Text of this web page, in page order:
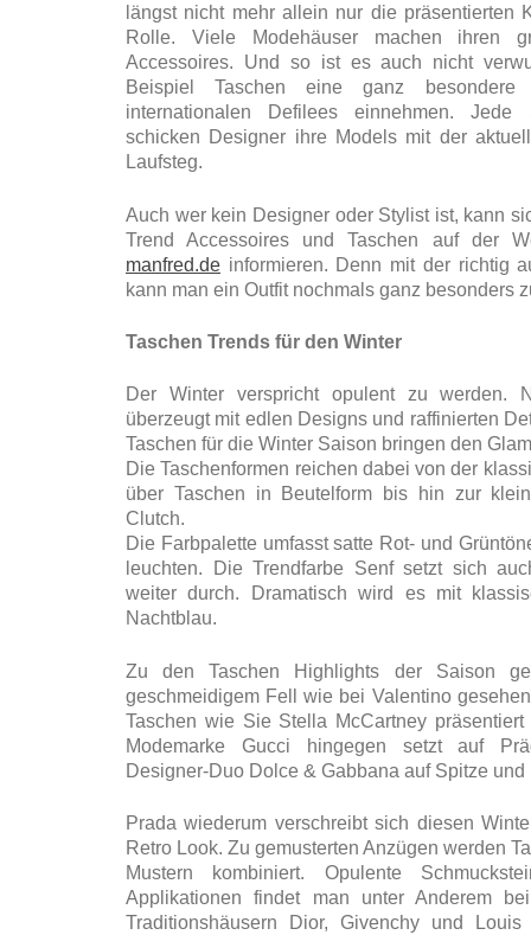
längst nicht mehr allein nur die präsentierten
Rolle. Viele Modehäuser machen ihren
Accessoires. Und so ist es auch nicht
Beispiel Taschen eine ganz
internationalen Defilees einnehmen.
schicken Designer ihre Models mit der
Laufsteg.
Auch wer kein Designer oder Stylist ist, kann
Trend Accessoires und Taschen auf der
manfred.de informieren. Denn mit der richtig
kann man ein Outfit nochmals ganz besonders
Taschen Trends für den Winter
Der Winter verspricht opulent zu
überzeugt mit edlen Designs und raffinierten
Taschen für die Winter Saison bringen den
Die Taschenformen reichen dabei von der
über Taschen in Beutelform bis hin zur
Clutch.
Die Farbpalette umfasst satte Rot- und
leuchten. Die Trendfarbe Senf setzt sich
weiter durch. Dramatisch wird es mit
Nachtblau.
Zu den Taschen Highlights der Saison
geschmeidigem Fell wie bei Valentino
Taschen wie Sie Stella McCartney
Modemarke Gucci hingegen setzt auf
Designer-Duo Dolce & Gabbana auf Spitze und
Prada wiederum verschreibt sich diesen
Retro Look. Zu gemusterten Anzügen werden
Mustern kombiniert. Opulente
Applikationen findet man unter Anderem
Traditionshäusern Dior, Givenchy und